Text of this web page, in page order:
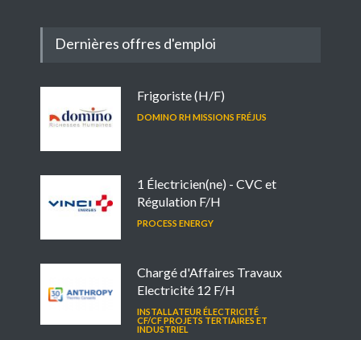
Dernières offres d'emploi
Frigoriste (H/F)
DOMINO RH MISSIONS FRÉJUS
1 Électricien(ne) - CVC et
Régulation F/H
PROCESS ENERGY
Chargé d'Affaires Travaux
Electricité 12 F/H
INSTALLATEUR ÉLECTRICITÉ
CF/CF PROJETS TERTIAIRES ET
INDUSTRIEL